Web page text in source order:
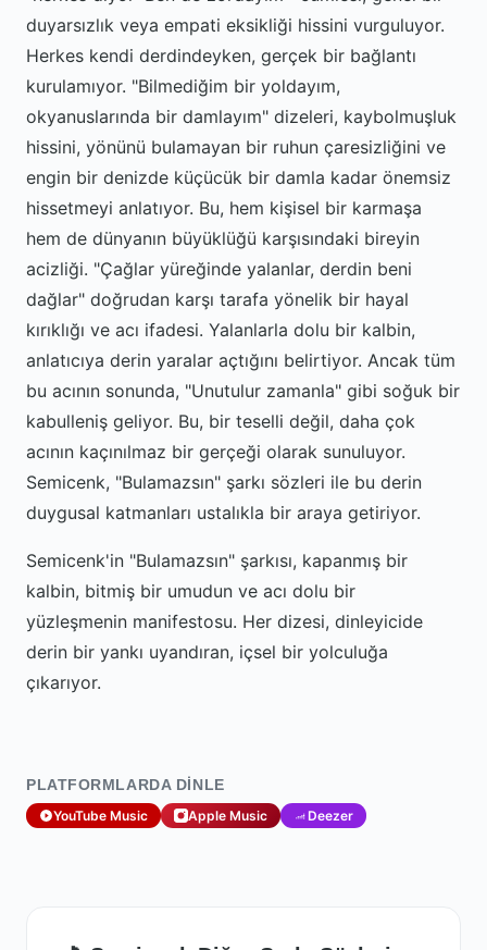
duyarsızlık veya empati eksikliği hissini vurguluyor.
Herkes kendi derdindeyken, gerçek bir bağlantı
kurulamıyor. "Bilmediğim bir yoldayım,
okyanuslarında bir damlayım" dizeleri, kaybolmuşluk
hissini, yönünü bulamayan bir ruhun çaresizliğini ve
engin bir denizde küçücük bir damla kadar önemsiz
hissetmeyi anlatıyor. Bu, hem kişisel bir karmaşa
hem de dünyanın büyüklüğü karşısındaki bireyin
acizliği. "Çağlar yüreğinde yalanlar, derdin beni
dağlar" doğrudan karşı tarafa yönelik bir hayal
kırıklığı ve acı ifadesi. Yalanlarla dolu bir kalbin,
anlatıcıya derin yaralar açtığını belirtiyor. Ancak tüm
bu acının sonunda, "Unutulur zamanla" gibi soğuk bir
kabulleniş geliyor. Bu, bir teselli değil, daha çok
acının kaçınılmaz bir gerçeği olarak sunuluyor.
Semicenk, "Bulamazsın" şarkı sözleri ile bu derin
duygusal katmanları ustalıkla bir araya getiriyor.
Semicenk'in "Bulamazsın" şarkısı, kapanmış bir
kalbin, bitmiş bir umudun ve acı dolu bir
yüzleşmenin manifestosu. Her dizesi, dinleyicide
derin bir yankı uyandıran, içsel bir yolculuğa
çıkarıyor.
PLATFORMLARDA DINLE
YouTube Music Apple Music Deezer